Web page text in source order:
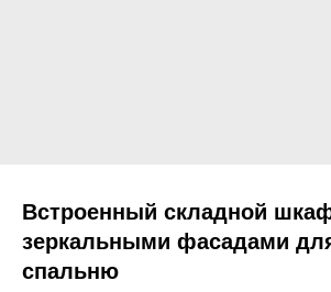
Встроенный складной
зеркальными фасадами
спальню